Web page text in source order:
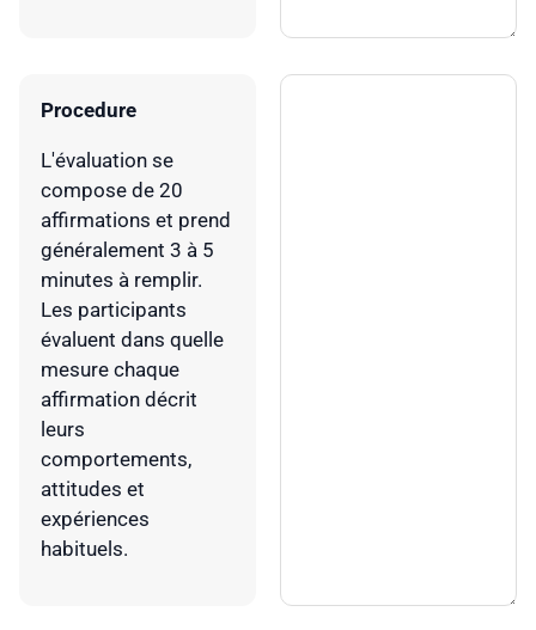
Procedure
L'évaluation se
compose de 20
affirmations et prend
généralement 3 à 5
minutes à remplir.
Les participants
évaluent dans quelle
mesure chaque
affirmation décrit
leurs
comportements,
attitudes et
expériences
habituels.